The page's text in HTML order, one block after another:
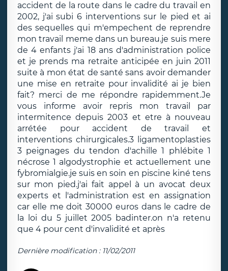
accident de la route dans le cadre du travail en
2002, j'ai subi 6 interventions sur le pied et ai
des sequelles qui m'empechent de reprendre
mon travail meme dans un bureau.je suis mere
de 4 enfants j'ai 18 ans d'administration police
et je prends ma retraite anticipée en juin 2011
suite à mon état de santé sans avoir demander
une mise en retraite pour invalidité ai je bien
fait? merci de me répondre rapidemment.Je
vous informe avoir repris mon travail par
intermitence depuis 2003 et etre à nouveau
arrétée pour accident de travail et
interventions chirurgicales.3 ligamentoplasties
3 peignages du tendon d'achille 1 phlébite 1
nécrose 1 algodystrophie et actuellement une
fybromialgie.je suis en soin en piscine kiné tens
sur mon pied.j'ai fait appel à un avocat deux
experts et l'administration est en assignation
car elle me doit 30000 euros dans le cadre de
la loi du 5 juillet 2005 badinter.on n'a retenu
que 4 pour cent d'invalidité et après
Dernière modification : 11/02/2011